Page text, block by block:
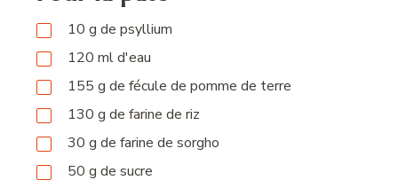
10 g de psyllium
120 mld'eau
155 g de fécule de pomme de terre
130 g de farine de riz
30 g de farine de sorgho
50 g de sucre